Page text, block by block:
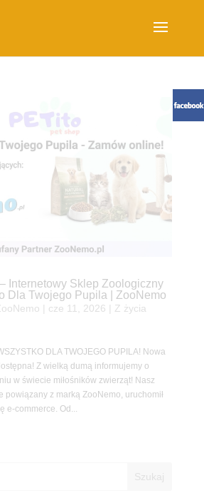
Internetowy Sklep Zoologiczny
Dla Twojego Pupila | ZooNemo
cze 11, 2026
Z życia
DLA TWOJEGO PUPILA! Nowa
Z wielką dumą informujemy o
w świecie miłośników zwierząt! Nasz
powiązany z marką ZooNemo, uruchomił
e-commerce. Od...